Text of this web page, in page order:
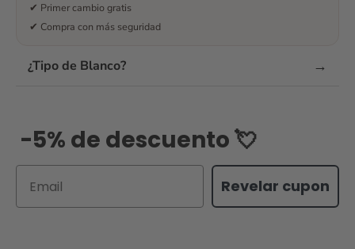
✔ Primer cambio gratis
✔ Compra con más seguridad
¿Tipo de Blanco? →
-5% de descuento 💘
Revelar cupon